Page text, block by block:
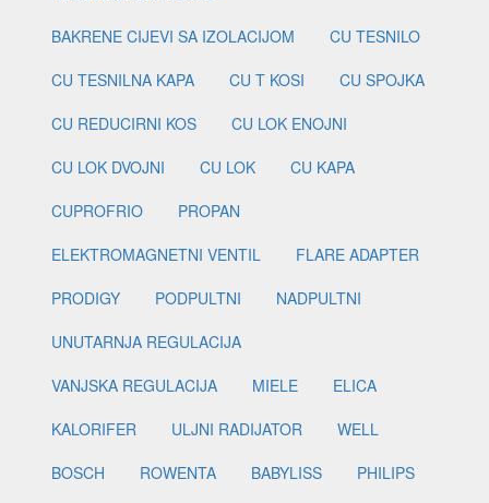
BAKRENE CIJEVI SA IZOLACIJOM
CU TESNILO
CU TESNILNA KAPA
CU T KOSI
CU SPOJKA
CU REDUCIRNI KOS
CU LOK ENOJNI
CU LOK DVOJNI
CU LOK
CU KAPA
CUPROFRIO
PROPAN
ELEKTROMAGNETNI VENTIL
FLARE ADAPTER
PRODIGY
PODPULTNI
NADPULTNI
UNUTARNJA REGULACIJA
VANJSKA REGULACIJA
MIELE
ELICA
KALORIFER
ULJNI RADIJATOR
WELL
BOSCH
ROWENTA BABYLISS
PHILIPS